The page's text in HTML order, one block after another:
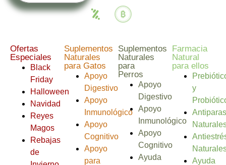
Ofertas
Especiales
Black
Friday
Halloween
Navidad
Reyes
Magos
Rebajas
de
Suplementos
Naturales
para Gatos
Apoyo
Digestivo
Apoyo
Inmunológico
Apoyo
Cognitivo
Apoyo
para
Suplementos
Naturales
para
Perros
Apoyo
Digestivo
Apoyo
Inmunológico
Apoyo
Cognitivo
Ayuda
Farmacia
Natural
para ellos
y
Ayuda